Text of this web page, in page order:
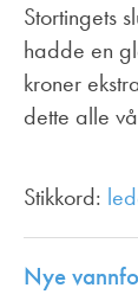
Stortingets
hadde en
kroner
dette alle
Stikkord:
Nye